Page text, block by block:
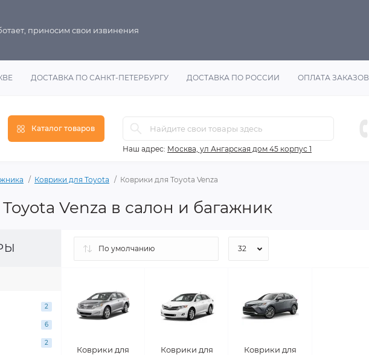
приносим свои извинения
ДОСТАВКА ПО САНКТ-ПЕТЕРБУРГУ ДОСТАВКА ПО РОССИИ ОПЛАТА ЗАКАЗОВ
Каталог товаров
Наш адрес: Москва, ул Ангарская дом 45 корпус 1
Коврики для Toyota Коврики для Toyota Venza
Venza в салон и багажник
2
6
2
Коврики для
Коврики для
Коврики для